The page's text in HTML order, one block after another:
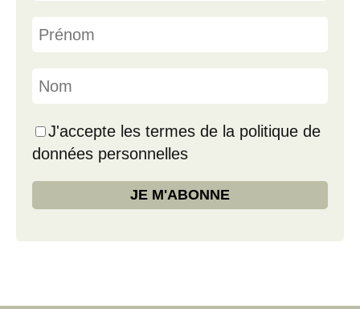
J'accepte les termes de la politique de
données personnelles